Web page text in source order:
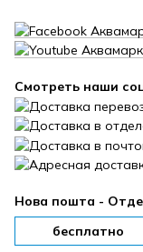
Смотреть наши
Нова пошта -
бесплатно